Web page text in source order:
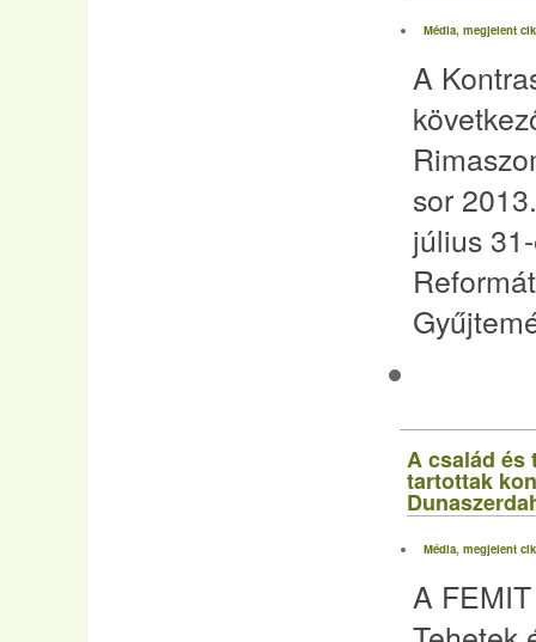
Média, megjelent
A
sor
július
A család és
tartottak
Média, megjelent
A